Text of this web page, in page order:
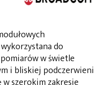
do
w świetle
i bliskiej podczerwieni